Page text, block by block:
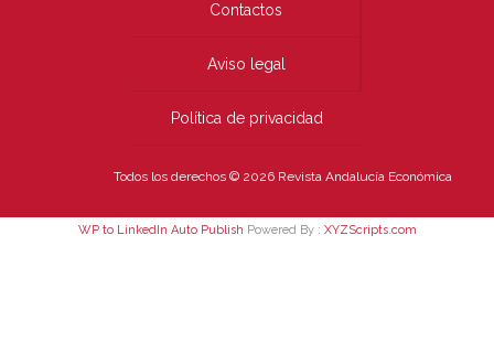
Contactos
Aviso legal
Política de privacidad
Todos los derechos © 2026 Revista Andalucía Económica
WP to LinkedIn Auto Publish Powered By : XYZScripts.com